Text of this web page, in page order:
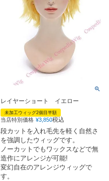
レイヤーショート イエロー
未加工ウィッグ2個目半額
当店特別価格 ¥3,850税込
段カットを入れ毛先を軽く自然さ
を強調したウィッグです。
ノーカットでもワックスなどで無
造作にアレンジが可能!
変幻自在のアレンジウィッグで
す。